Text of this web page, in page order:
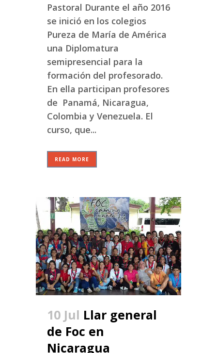
Pastoral Durante el año 2016
se inició en los colegios
Pureza de María de América
una Diplomatura
semipresencial para la
formación del profesorado.
En ella participan profesores
de Panamá, Nicaragua,
Colombia y Venezuela. El
curso, que...
READ MORE
10 Jul Llar general
de Foc en
Nicaragua